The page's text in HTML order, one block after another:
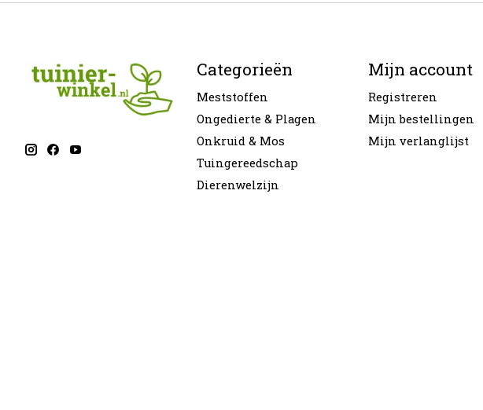
Categorieën
Meststoffen
Ongedierte & Plagen
Onkruid & Mos
Tuingereedschap
Dierenwelzijn
Mijn account
Registreren
Mijn bestellingen
Mijn verlanglijst